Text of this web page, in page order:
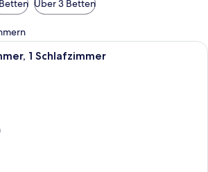
Über 3 Betten
Ein Schlafzimmer mit großem
1 Schlafzimmer